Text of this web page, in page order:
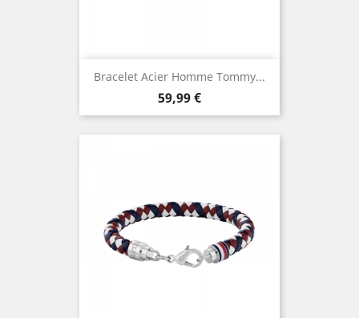
Bracelet Acier Homme Tommy...
Prix
59,99 €